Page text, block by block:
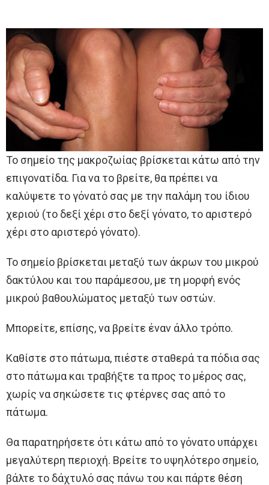
Το σημείο της μακροζωίας βρίσκεται κάτω από την
επιγονατίδα. Για να το βρείτε, θα πρέπει να
καλύψετε το γόνατό σας με την παλάμη του ίδιου
χεριού (το δεξί χέρι στο δεξί γόνατο, το αριστερό
χέρι στο αριστερό γόνατο).
Το σημείο βρίσκεται μεταξύ των άκρων του μικρού
δακτύλου και του παράμεσου, με τη μορφή ενός
μικρού βαθουλώματος μεταξύ των οστών.
Μπορείτε, επίσης, να βρείτε έναν άλλο τρόπο.
Καθίστε στο πάτωμα, πιέστε σταθερά τα πόδια σας
στο πάτωμα και τραβήξτε τα προς το μέρος σας,
χωρίς να σηκώσετε τις φτέρνες σας από το
πάτωμα.
Θα παρατηρήσετε ότι κάτω από το γόνατο υπάρχει
μεγαλύτερη περιοχή. Βρείτε το υψηλότερο σημείο,
βάλτε το δάχτυλό σας πάνω του και πάρτε θέση